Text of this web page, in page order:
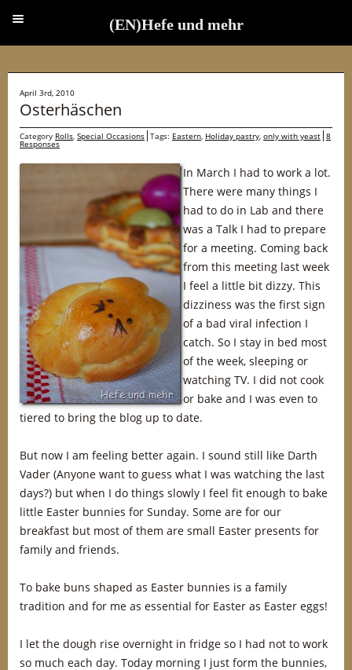
April 3rd, 2010
Osterhäschen
Category Rolls, Special Occasions Tags: Eastern, Holiday pastry, only with yeast 8
Responses
In March I had to work a lot.
There were many things I
had to do in Lab and there
was a Talk I had to prepare
for a meeting. Coming back
from this meeting last week
I feel a little bit dizzy. This
dizziness was the first sign
of a bad viral infection I
catch. So I stay in bed most
of the week, sleeping or
watching TV. I did not cook
or bake and I was even to
tiered to bring the blog up to date.
But now I am feeling better again. I sound still like Darth
Vader (Anyone want to guess what I was watching the last
days?) but when I do things slowly I feel fit enough to bake
little Easter bunnies for Sunday. Some are for our
breakfast but most of them are small Easter presents for
family and friends.
To bake buns shaped as Easter bunnies is a family
tradition and for me as essential for Easter as Easter eggs!
I let the dough rise overnight in fridge so I had not to work
so much each day. Today morning I just form the bunnies,
(EN)Hefe und mehr
(EN)Hefe und mehr